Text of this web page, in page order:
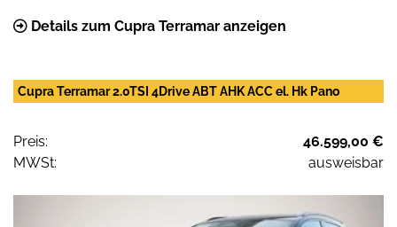
Details zum Cupra Terramar anzeigen
Cupra Terramar 2.0TSI 4Drive ABT AHK ACC el. Hk Pano
Preis:
46.599,00 €
MWSt:
ausweisbar